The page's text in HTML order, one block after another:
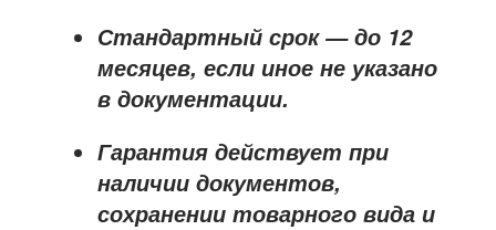
Стандартный срок — до 12
месяцев, если иное не указано
в документации.
Гарантия действует при
наличии документов,
сохранении товарного вида и